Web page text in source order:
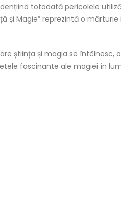
totodată pericolele
și Magie” reprezintă o
știința și magia se întâlnesc,
fascinante ale magiei în